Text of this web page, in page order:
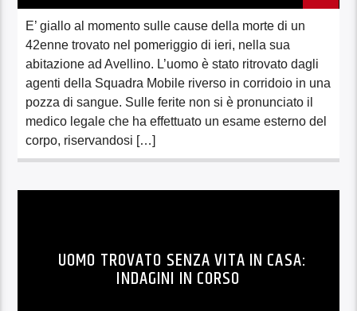
E’ giallo al momento sulle cause della morte di un
42enne trovato nel pomeriggio di ieri, nella sua
abitazione ad Avellino. L’uomo è stato ritrovato dagli
agenti della Squadra Mobile riverso in corridoio in una
pozza di sangue. Sulle ferite non si è pronunciato il
medico legale che ha effettuato un esame esterno del
corpo, riservandosi […]
UOMO TROVATO SENZA VITA IN CASA:
INDAGINI IN CORSO